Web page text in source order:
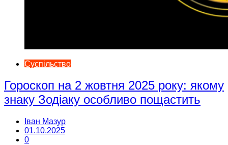
Суспільство
Гороскоп на 2 жовтня 2025 року: якому
знаку Зодіаку особливо пощастить
Іван Мазур
01.10.2025
0